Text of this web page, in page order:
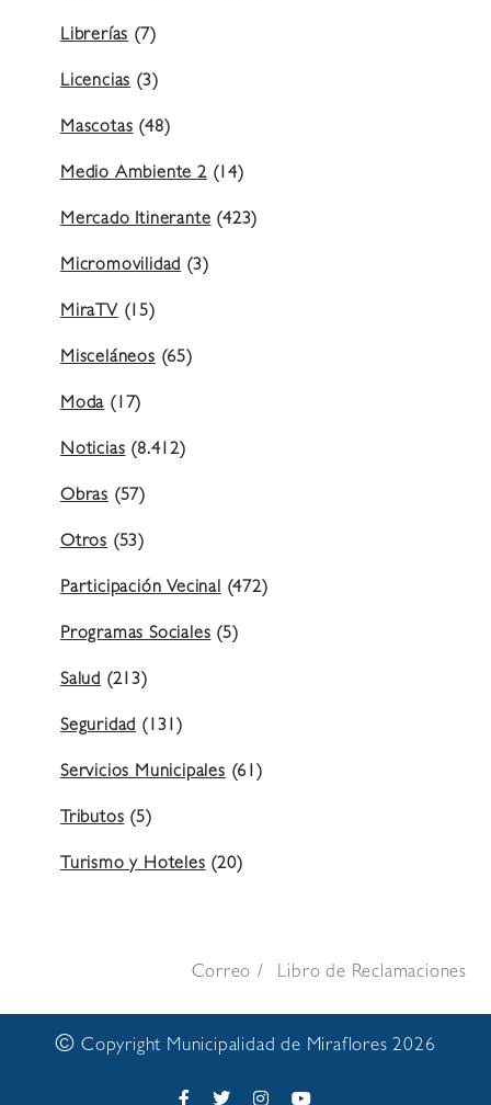
Librerías (7)
Licencias (3)
Mascotas (48)
Medio Ambiente 2(14)
Mercado Itinerante (423)
Micromovilidad (3)
MiraTV (15)
Misceláneos (65)
Moda (17)
Noticias (8.412)
Obras (57)
Otros (53)
Participación Vecinal (472)
Programas Sociales (5)
Salud (213)
Seguridad (131)
Servicios Municipales (61)
Tributos (5)
Turismo y Hoteles (20)
Correo Libro de Reclamaciones
© Copyright Municipalidad de Miraflores 2026